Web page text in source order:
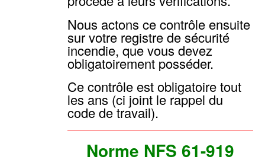
Nous actons ce contrôle ensuite
sur votre registre de sécurité
incendie, que vous devez
obligatoirement posséder.
Ce contrôle est obligatoire tout
les ans (ci joint le rappel du
code de travail).
Norme NFS 61-919